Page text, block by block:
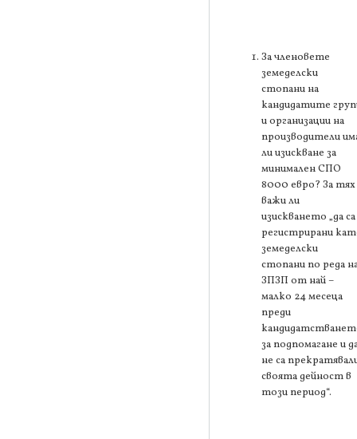
За членовете
земеделски
стопани на
кандидатите
и организации на
производители
ли изискване за
минимален СПО
8000 евро? За тях
важи ли
изискването „да са
регистрирани
земеделски
стопани по реда
ЗПЗП от най –
малко 24 месеца
преди
за подпомагане и
не са
своята дейност в
този период“.